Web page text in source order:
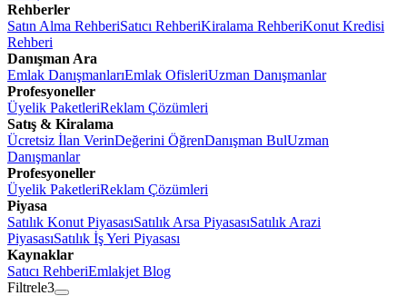
Rehberler
Satın Alma RehberiSatıcı RehberiKiralama RehberiKonut Kredisi
Rehberi
Danışman Ara
Emlak DanışmanlarıEmlak OfisleriUzman Danışmanlar
Profesyoneller
Üyelik PaketleriReklam Çözümleri
Satış & Kiralama
Ücretsiz İlan VerinDeğerini ÖğrenDanışman BulUzman
Danışmanlar
Profesyoneller
Üyelik PaketleriReklam Çözümleri
Piyasa
Satılık Konut PiyasasıSatılık Arsa PiyasasıSatılık Arazi
PiyasasıSatılık İş Yeri Piyasası
Kaynaklar
Satıcı RehberiEmlakjet Blog
Filtrele3